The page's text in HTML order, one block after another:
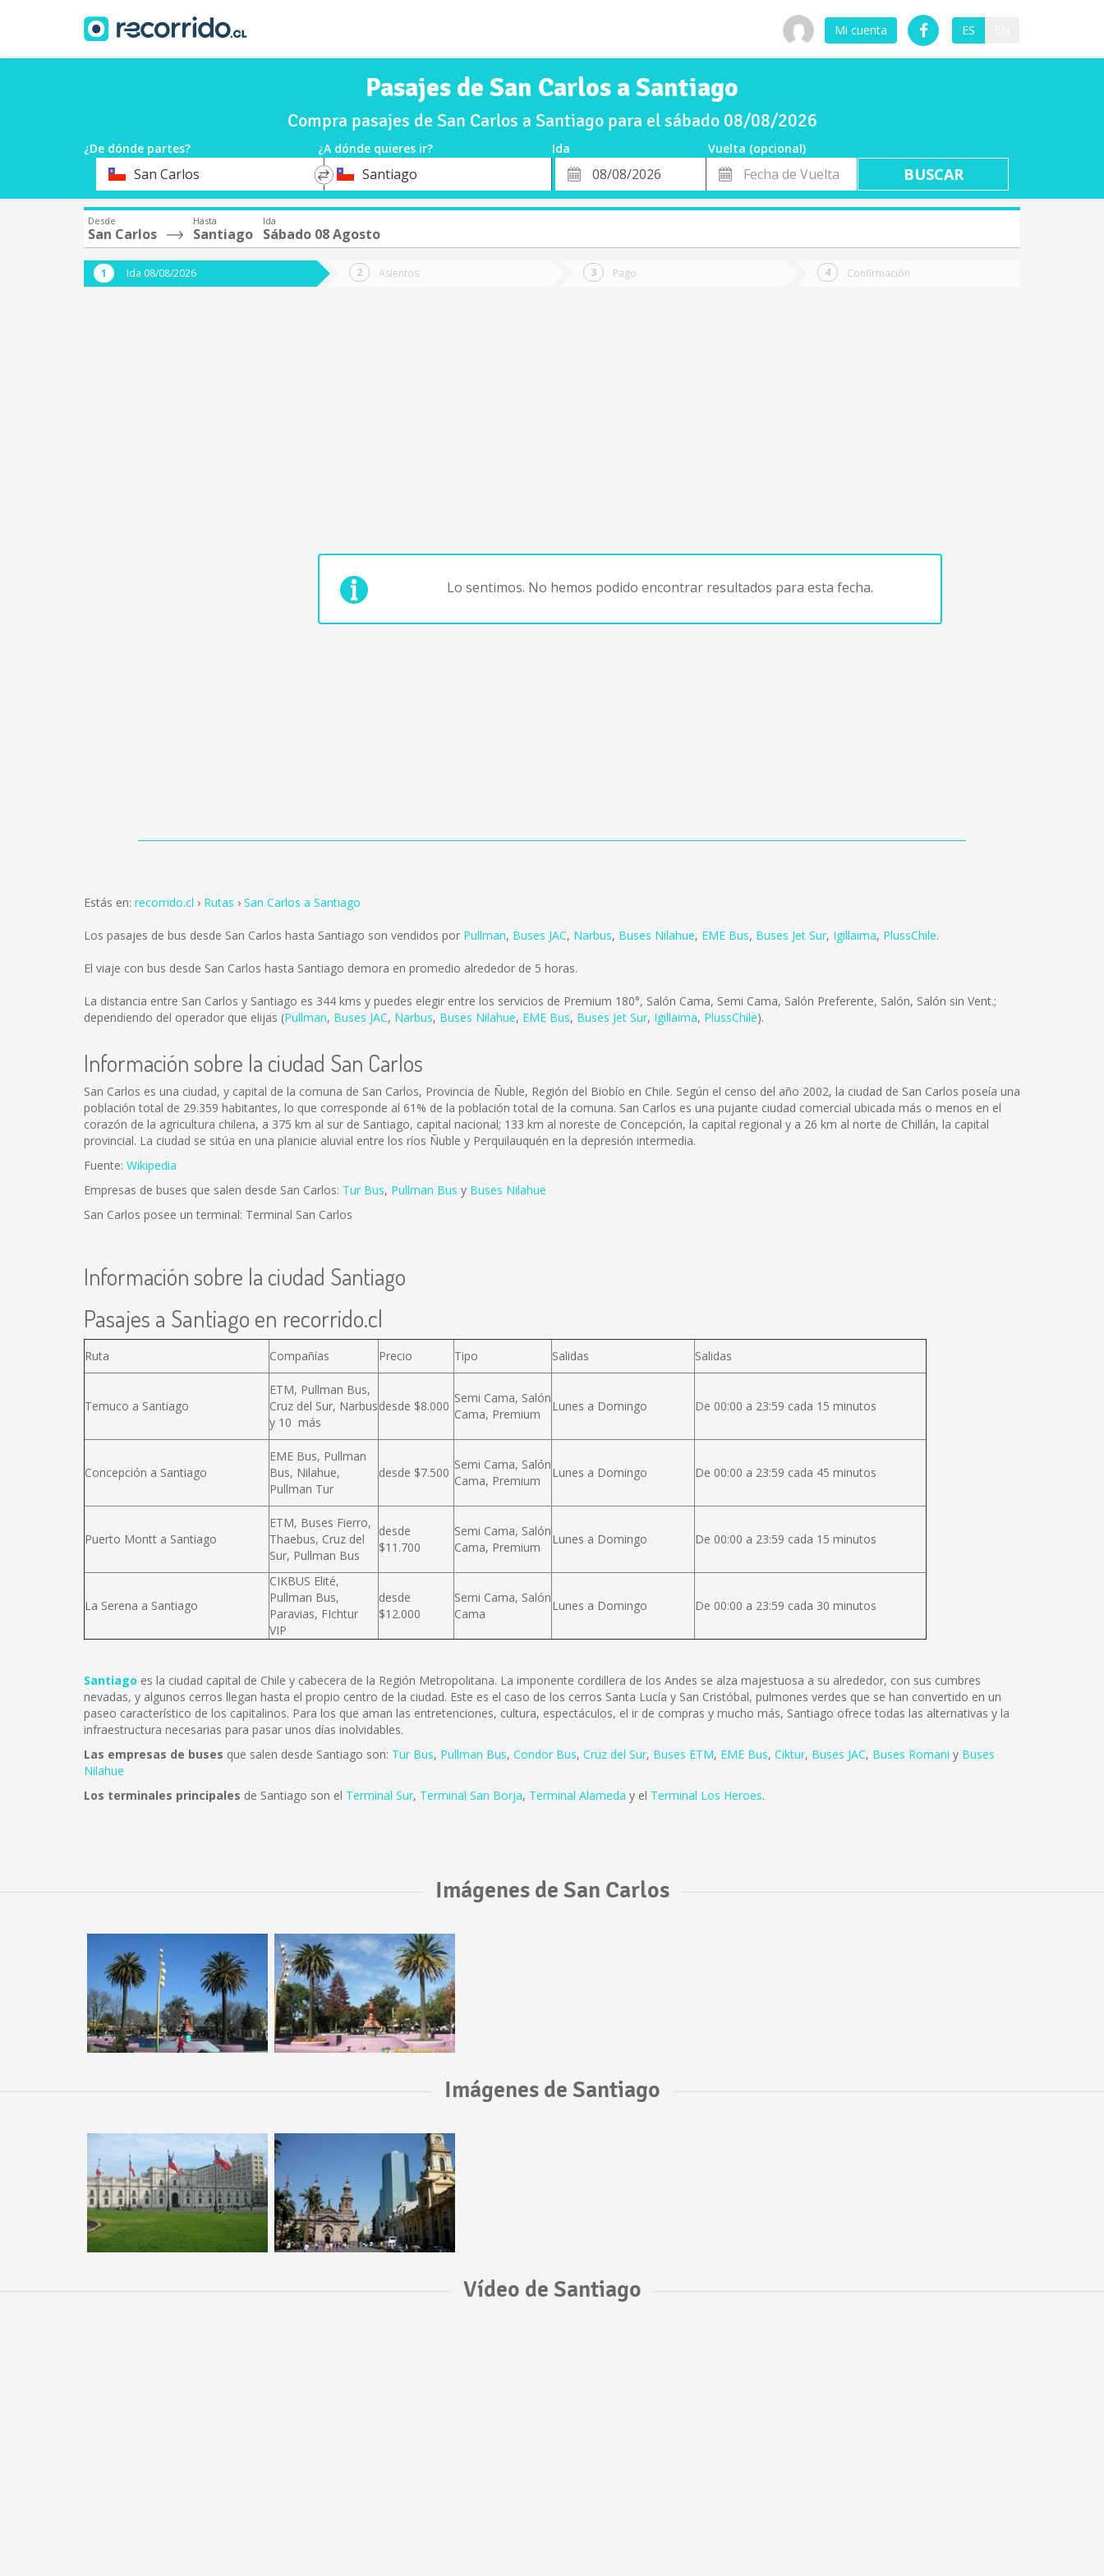
Mi cuenta ES
Pasajes de San Carlos a Santiago
Compra pasajes de San Carlos a Santiago para el sábado 08/08/2026
¿De dónde partes? ¿A dónde quieres ir? Ida
Vuelta (opcional)
OrigenSan Carlos
*
DestinoSantiago
Fecha
de
Fecha
de
Vuelta
Desde
San Carlos
Hasta
Santiago
Ida
Sábado 08 Agosto
Ida 08/08/2026 Asientos Pago Confirmación
Lo sentimos. No hemos podido encontrar resultados para esta fecha.
Estás en: recorrido.cl Rutas San Carlos a Santiago
Los pasajes de bus desde San Carlos hasta Santiago son vendidos por Pullman, Buses JAC, Narbus, Buses Nilahue, EME Bus, Buses Jet Sur, Igillaima, PlussChile.
El viaje con bus desde San Carlos hasta Santiago demora en promedio alrededor de 5 horas.
La distancia entre San Carlos y Santiago es 344 kms y puedes elegir entre los servicios de Premium 180°, Salón Cama, Semi Cama, Salón Preferente, Salón, Salón sin Vent.;
dependiendo del operador que elijas (Pullman, Buses JAC, Narbus, Buses Nilahue, EME Bus, Buses Jet Sur, Igillaima, PlussChile).
Información sobre la ciudad San Carlos
San Carlos es una ciudad, y capital de la comuna de San Carlos, Provincia de Ñuble, Región del Biobío en Chile. Según el censo del año 2002, la ciudad de San Carlos poseía una
población total de 29.359 habitantes, lo que corresponde al 61% de la población total de la comuna. San Carlos es una pujante ciudad comercial ubicada más o menos en el
corazón de la agricultura chilena, a 375 km al sur de Santiago, capital nacional; 133 km al noreste de Concepción, la capital regional y a 26 km al norte de Chillán, la capital
provincial. La ciudad se sitúa en una planicie aluvial entre los ríos Ñuble y Perquilauquén en la depresión intermedia.
Fuente: Wikipedia
Empresas de buses que salen desde San Carlos: Tur Bus, Pullman Bus y Buses Nilahue
San Carlos posee un terminal: Terminal San Carlos
Información sobre la ciudad Santiago
Pasajes a Santiago en recorrido.cl
Ruta Compañías Precio Tipo Salidas Salidas
Temuco a Santiago
ETM, Pullman Bus,
Cruz del Sur, Narbus
y 10 más
desde $8.000
Semi Cama, Salón
Cama, Premium
Lunes a Domingo De 00:00 a 23:59 cada 15 minutos
Concepción a Santiago
EME Bus, Pullman
Bus, Nilahue,
Pullman Tur
desde $7.500
Semi Cama, Salón
Cama, Premium
Lunes a Domingo De 00:00 a 23:59 cada 45 minutos
Puerto Montt a Santiago
ETM, Buses Fierro,
Thaebus, Cruz del
Sur, Pullman Bus
desde
$11.700
Semi Cama, Salón
Cama, Premium
Lunes a Domingo De 00:00 a 23:59 cada 15 minutos
La Serena a Santiago
CIKBUS Elité,
Pullman Bus,
Paravias, FIchtur
VIP
desde
$12.000
Semi Cama, Salón
Cama
Lunes a Domingo De 00:00 a 23:59 cada 30 minutos
Santiago es la ciudad capital de Chile y cabecera de la Región Metropolitana. La imponente cordillera de los Andes se alza majestuosa a su alrededor, con sus cumbres
nevadas, y algunos cerros llegan hasta el propio centro de la ciudad. Este es el caso de los cerros Santa Lucía y San Cristóbal, pulmones verdes que se han convertido en un
paseo característico de los capitalinos. Para los que aman las entretenciones, cultura, espectáculos, el ir de compras y mucho más, Santiago ofrece todas las alternativas y la
infraestructura necesarias para pasar unos días inolvidables.
Las empresas de buses que salen desde Santiago son: Tur Bus, Pullman Bus, Condor Bus, Cruz del Sur, Buses ETM, EME Bus, Ciktur, Buses JAC, Buses Romani y Buses
Nilahue
Los terminales principales de Santiago son el Terminal Sur, Terminal San Borja, Terminal Alameda y el Terminal Los Heroes.
Imágenes de San Carlos
Imágenes de Santiago
Vídeo de Santiago